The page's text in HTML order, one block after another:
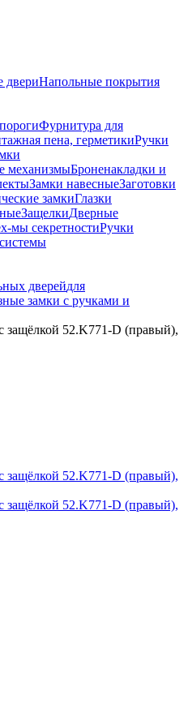
двериНапольные покрытия
Фурнитура для
пена, герметикиРучки
механизмыБроненакладки и
Замки навесныеЗаготовки
замкиГлазки
ЗащелкиДверные
мы секретностиРучки
дверейдля
замки с ручками и
защёлкой 52.K771-D (правый),